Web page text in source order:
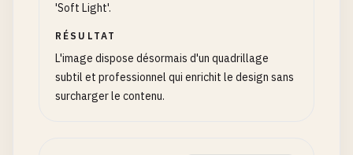
'Soft Light'.
RÉSULTAT
L'image dispose désormais d'un quadrillage
subtil et professionnel qui enrichit le design sans
surcharger le contenu.